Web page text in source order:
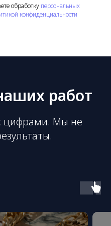
обработку персональных
конфиденциальности
работ
цифрами. Мы не